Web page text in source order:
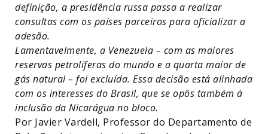
definição, a presidência russa passa a realizar
consultas com os países parceiros para oficializar a
adesão.
Lamentavelmente, a Venezuela – com as maiores
reservas petrolíferas do mundo e a quarta maior de
gás natural – foi excluída. Essa decisão está alinhada
com os interesses do Brasil, que se opôs também à
inclusão da Nicarágua no bloco.
Por Javier Vardell, Professor do Departamento de